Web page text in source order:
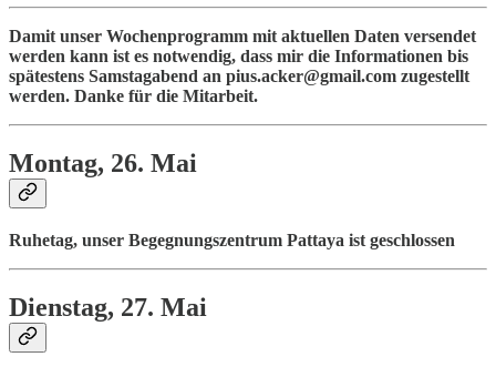
Damit unser Wochenprogramm mit aktuellen Daten versendet
werden kann ist es notwendig, dass mir die Informationen bis
spätestens Samstagabend an pius.acker@gmail.com zugestellt
werden. Danke für die Mitarbeit.
Montag, 26. Mai
Ruhetag, unser Begegnungszentrum Pattaya ist geschlossen
Dienstag, 27. Mai